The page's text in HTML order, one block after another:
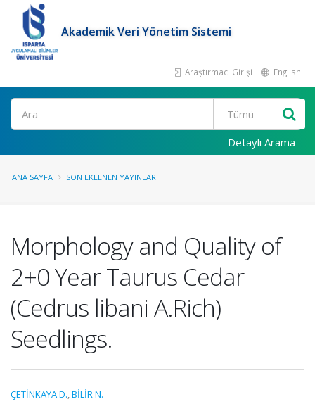
Akademik Veri Yönetim Sistemi
Araştırmacı Girişi English
Ara
Detaylı Arama
ANA SAYFA SON EKLENEN YAYINLAR
Morphology and Quality of
2+0 Year Taurus Cedar
(Cedrus libani A.Rich)
Seedlings.
ÇETİNKAYA D.,BİLİR N.